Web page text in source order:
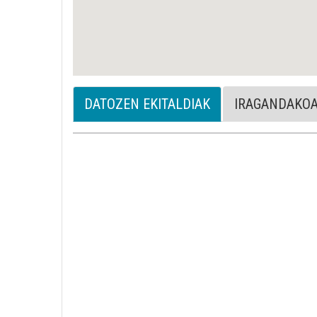
DATOZEN EKITALDIAK